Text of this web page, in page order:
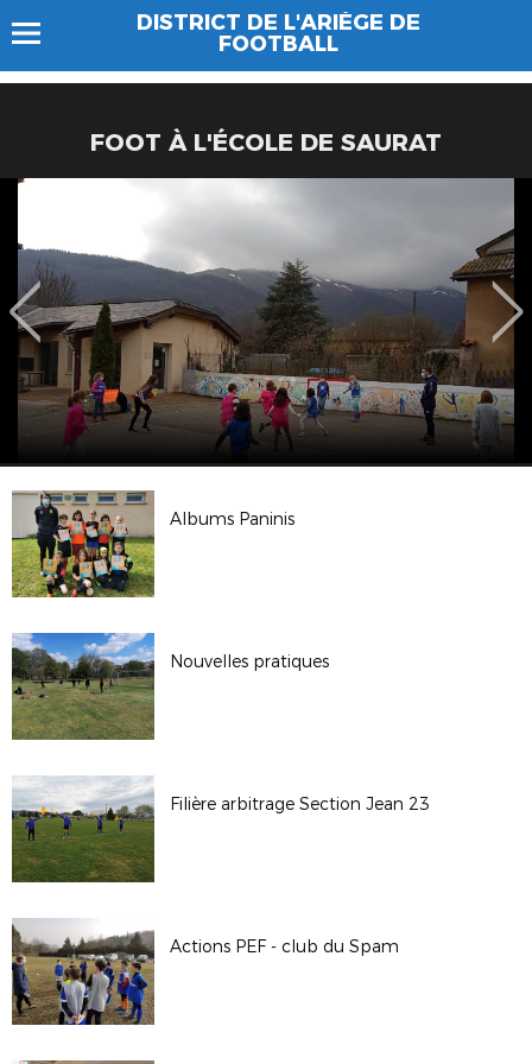
DISTRICT DE L'ARIÈGE DE
FOOTBALL
FOOT À L'ÉCOLE DE SAURAT
Albums Paninis
Nouvelles pratiques
Filière arbitrage Section Jean 23
Actions PEF - club du Spam